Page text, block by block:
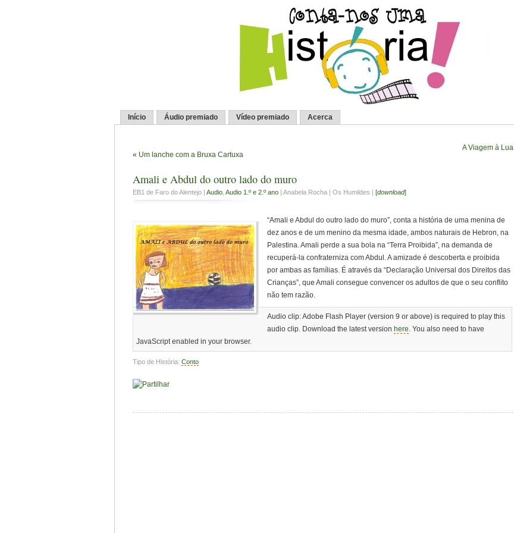
Início Áudio premiado Vídeo premiado Acerca
« Um lanche com a Bruxa Cartuxa
A Viagem à Lua
Amali e Abdul do outro lado do muro
EB1 de Faro do Alentejo | Audio Audio 1.º e 2.º ano | Anabela Rocha | Os Humildes | [download]
“Amali e Abdul do outro lado do muro”, conta a história de uma menina de
dez anos e de um menino da mesma idade, ambos naturais de Hebron, na
Palestina. Amali perde a sua bola na “Terra Proibida”, na demanda de
recuperá-la confraterniza com Abdul. A amizade é descoberta e proibida
por ambas as famílias. É através da “Declaração Universal dos Direitos das
Crianças”, que Amali consegue convencer os adultos de que o seu conflito
não tem razão.
Audio clip: Adobe Flash Player (version 9 or above) is required to play this
audio clip. Download the latest versionhere . You also need to have
JavaScript enabled in your browser.
Tipo de História: Conto